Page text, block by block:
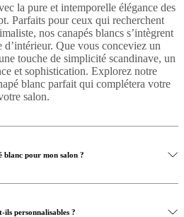
la pure et intemporelle élégance des
Parfaits pour ceux qui recherchent
nos canapés blancs s’intègrent
d’intérieur. Que vous conceviez un
touche de simplicité scandinave, un
et sophistication. Explorez notre
blanc parfait qui complétera votre
salon.
blanc pour mon salon ?
ils personnalisables ?